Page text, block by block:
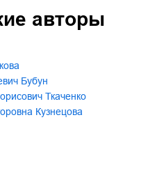
авторы
Бубун
Ткаченко
Кузнецова